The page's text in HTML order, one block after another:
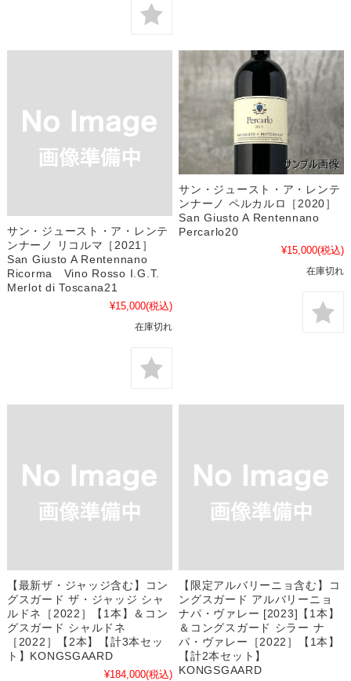
サン・ジュースト・ア・レンテ
ンナーノ リコルマ［2021］
San Giusto A Rentennano
Ricorma Vino Rosso I.G.T.
Merlot di Toscana21
¥15,000(税込)
在庫切れ
サン・ジュースト・ア・レンテ
ンナーノ ペルカルロ［2020］
San Giusto A Rentennano
Percarlo20
¥15,000(税込)
在庫切れ
【最新ザ・ジャッジ含む】コン
グスガード ザ・ジャッジ シャ
ルドネ［2022］【1本】＆コン
グスガード シャルドネ
［2022］【2本】【計3本セッ
ト】KONGSGAARD
¥184,000(税込)
【限定アルバリーニョ含む】コ
ングスガード アルバリーニョ
ナパ・ヴァレー [2023]【1本】
＆コングスガード シラー ナ
パ・ヴァレー［2022］【1本】
【計2本セット】
KONGSGAARD